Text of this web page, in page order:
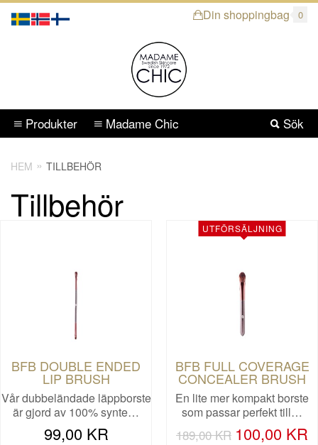
Din shoppingbag 0
Sök
Produkter Madame Chic
HEM TILLBEHÖR
Tillbehör
BFB DOUBLE ENDED
LIP BRUSH
Vår dubbeländade läppborste
är gjord av 100% synte…
99,00 KR
UTFÖRSÄLJNING
BFB FULL COVERAGE
CONCEALER BRUSH
En lite mer kompakt borste
som passar perfekt till…
189,00 KR 100,00 KR